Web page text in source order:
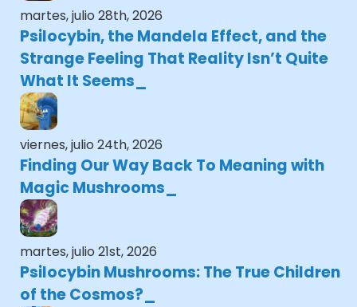
martes, julio 28th, 2026
Psilocybin, the Mandela Effect, and the
Strange Feeling That Reality Isn’t Quite
What It Seems
viernes, julio 24th, 2026
Finding Our Way Back To Meaning with
Magic Mushrooms
martes, julio 21st, 2026
Psilocybin Mushrooms: The True Children
of the Cosmos?